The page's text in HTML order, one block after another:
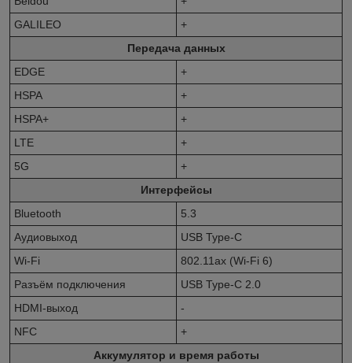
GALILEO
+
Передача данных
EDGE
+
HSPA
+
HSPA+
+
LTE
+
5G
+
Интерфейсы
Bluetooth
5.3
Аудиовыход
USB Type-C
Wi-Fi
802.11ax (Wi-Fi 6)
Разъём подключения
USB Type-C 2.0
HDMI-выход
-
NFC
+
Аккумулятор и время работы